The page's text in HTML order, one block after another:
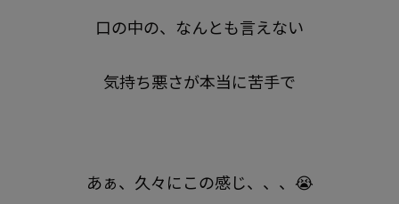
口の中の、なんとも言えない
気持ち悪さが本当に苦手で
あぁ、久々にこの感じ、、、😭